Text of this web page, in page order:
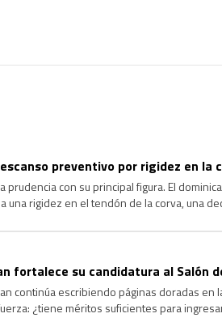
preventivo por rigidez en la
con su principal figura. El
una rigidez en el tendón de la corva, una
fortalece su candidatura al Salón
continúa escribiendo páginas doradas en
¿tiene méritos suficientes para